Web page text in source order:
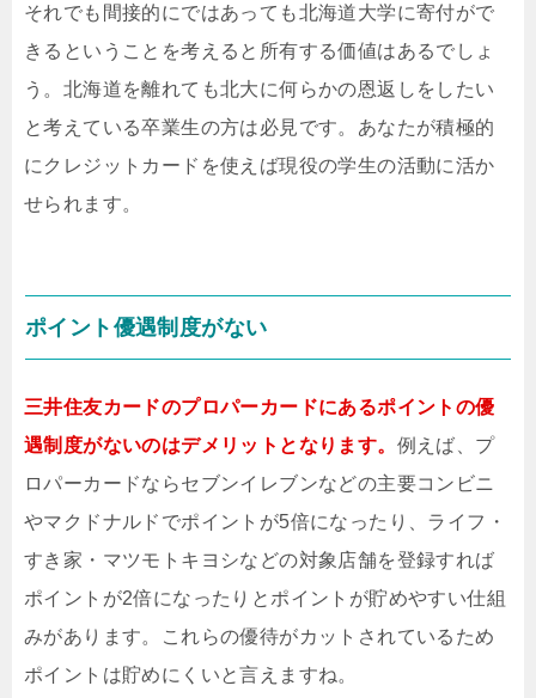
それでも間接的にではあっても北海道大学に寄付がで
きるということを考えると所有する価値はあるでしょ
う。北海道を離れても北大に何らかの恩返しをしたい
と考えている卒業生の方は必見です。あなたが積極的
にクレジットカードを使えば現役の学生の活動に活か
せられます。
ポイント優遇制度がない
三井住友カードのプロパーカードにあるポイントの優
遇制度がないのはデメリットとなります。 例えば、プ
ロパーカードならセブンイレブンなどの主要コンビニ
やマクドナルドでポイントが5倍になったり、ライフ・
すき家・マツモトキヨシなどの対象店舗を登録すれば
ポイントが2倍になったりとポイントが貯めやすい仕組
みがあります。これらの優待がカットされているため
ポイントは貯めにくいと言えますね。